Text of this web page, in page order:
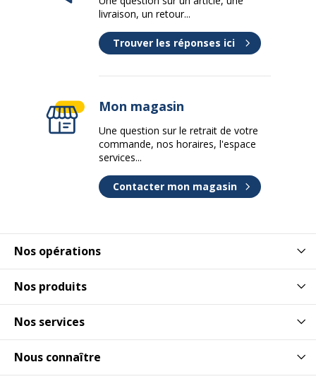
Nos opérations
Nos produits
Nos services
Nous connaître
livraison, un retour...
Trouver les réponses ici
Mon magasin
Une question sur le retrait de votre
commande, nos horaires, l'espace
services...
Contacter mon magasin